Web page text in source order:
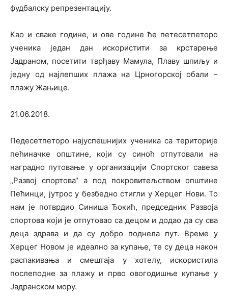
фудбалску репрезентацију.
Као и сваке године, и ове године ће петесетпеторо
ученика један дан искористити за крстарење
Јадраном, посетити тврђаву Мамула, Плаву шпиљу и
једну од најлепших плажа на Црногорској обали –
плажу Жањице.
21.06.2018.
Педесетпеторо најуспешнијих ученика са територије
пећиначке општине, који су синоћ отпутовали на
наградно путовање у организацији Спортског савеза
„Развој спортова“ а под покровитељством општине
Пећинци, јутрос у безбедно стигли у Херцег Нови. То
нам је потврдио Синиша Ђокић, председник Развоја
спортова који је отпутовао са децом и додао да су сва
деца здрава и да су добро поднела пут. Време у
Херцег Новом је идеално за купање, те су деца након
распакивања и смештаја у хотелу, искористила
послеподне за плажу и прво овогодишње купање у
Јадранском мору.